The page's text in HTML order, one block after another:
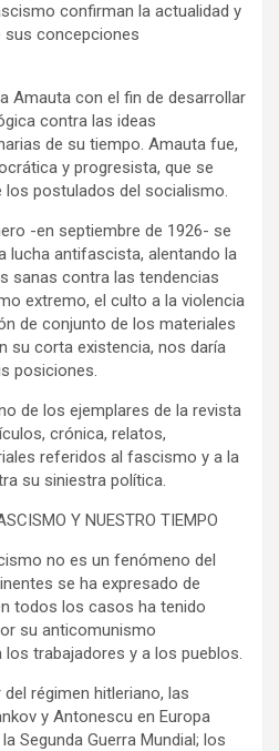
confirman la actualidad y
sus concepciones
Amauta con el fin de desarrollar
contra las ideas
de su tiempo. Amauta fue,
y progresista, que se
los postulados del socialismo.
-en septiembre de 1926- se
lucha antifascista, alentando la
sanas contra las tendencias
extremo, el culto a la violencia
de conjunto de los materiales
su corta existencia, nos daría
posiciones.
de los ejemplares de la revista
crónica, relatos,
referidos al fascismo y a la
su siniestra política.
Y NUESTRO TIEMPO
no es un fenómeno del
se ha expresado de
todos los casos ha tenido
su anticomunismo
trabajadores y a los pueblos.
régimen hitleriano, las
y Antonescu en Europa
Segunda Guerra Mundial; los